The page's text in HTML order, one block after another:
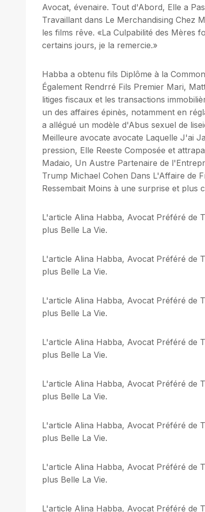
Avocat, évenaire. Tout d'Abord, Elle a
Travaillant dans Le Merchandising Chez
les films rêve. «La Culpabilité des Mères
certains jours, je la remercie.»
Habba a obtenu fils Diplôme à la
Également Rendrré Fils Premier Mari,
litiges fiscaux et les transactions
un des affaires épinès, notamment en
a allégué un modèle d'Abus sexuel de
Meilleure avocate avocate Laquelle J'ai
pression, Elle Reeste Composée et
Madaio, Un Austre Partenaire de
Trump Michael Cohen Dans L'Affaire de
Ressembait Moins à une surprise et plus
L'article Alina Habba, Avocat Préféré de
plus Belle La Vie.
L'article Alina Habba, Avocat Préféré de
plus Belle La Vie.
L'article Alina Habba, Avocat Préféré de
plus Belle La Vie.
L'article Alina Habba, Avocat Préféré de
plus Belle La Vie.
L'article Alina Habba, Avocat Préféré de
plus Belle La Vie.
L'article Alina Habba, Avocat Préféré de
plus Belle La Vie.
L'article Alina Habba, Avocat Préféré de
plus Belle La Vie.
L'article Alina Habba, Avocat Préféré de